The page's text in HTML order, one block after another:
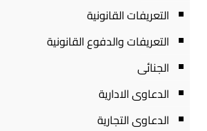
التعريفات القانونية
التعريفات والدفوع القانونية
الجنائى
الدعاوى الادارية
الدعاوى التجارية